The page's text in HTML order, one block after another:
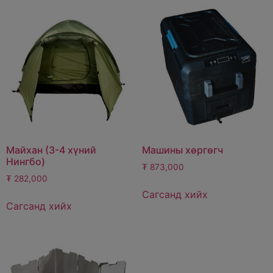
Майхан (3-4 хүний
Нингбо)
₮ 282,000
Сагсанд хийх
Машины хөргөгч
₮ 873,000
Сагсанд хийх